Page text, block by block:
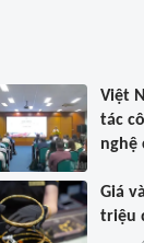
Việt
tác
nghệ
Giá
triệu